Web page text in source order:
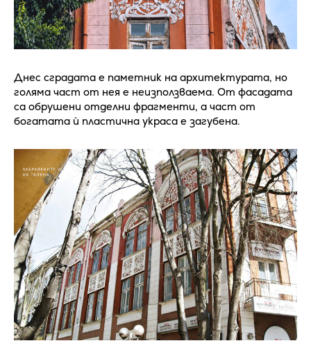
Днес сградата е паметник на архитектурата, но
голяма част от нея е неизползваема. От фасадата
са обрушени отделни фрагменти, а част от
богатата ѝ пластична украса е загубена.